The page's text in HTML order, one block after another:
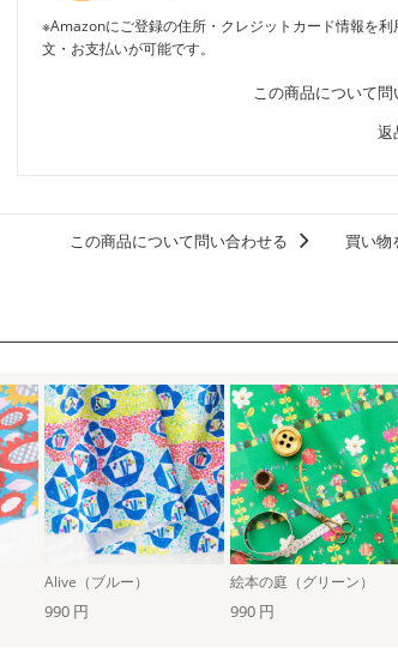
※Amazonにご登録の住所・クレジットカード情報を利
文・お支払いが可能です。
この商品について問
返
この商品について問い合わせる 買い物
Alive（ブルー） 絵本の庭（グリーン）
990 円 990 円